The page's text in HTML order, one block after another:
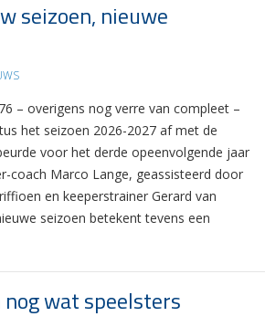
seizoen, nieuwe
– overigens nog verre van compleet –
het seizoen 2026-2027 af met de
voor het derde opeenvolgende jaar
coach Marco Lange, geassisteerd door
en keeperstrainer Gerard van
seizoen betekent tevens een
wat speelsters